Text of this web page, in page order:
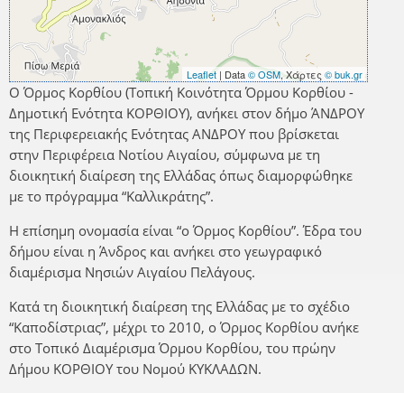
Leaflet | Data© OSM, Χάρτες© buk.gr
Ο Όρμος Κορθίου (Τοπική Κοινότητα Όρμου Κορθίου -
Δημοτική Ενότητα ΚΟΡΘΙΟΥ), ανήκει στον δήμο ΆΝΔΡΟΥ
της Περιφερειακής Ενότητας ΑΝΔΡΟΥ που βρίσκεται
στην Περιφέρεια Νοτίου Αιγαίου, σύμφωνα με τη
διοικητική διαίρεση της Ελλάδας όπως διαμορφώθηκε
με το πρόγραμμα “Καλλικράτης”.
Η επίσημη ονομασία είναι “ο Όρμος Κορθίου”. Έδρα του
δήμου είναι η Άνδρος και ανήκει στο γεωγραφικό
διαμέρισμα Νησιών Αιγαίου Πελάγους.
Κατά τη διοικητική διαίρεση της Ελλάδας με το σχέδιο
“Καποδίστριας”, μέχρι το 2010, ο Όρμος Κορθίου ανήκε
στο Τοπικό Διαμέρισμα Όρμου Κορθίου, του πρώην
Δήμου ΚΟΡΘΙΟΥ του Νομού ΚΥΚΛΑΔΩΝ.